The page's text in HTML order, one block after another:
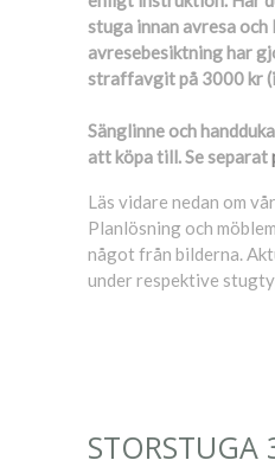
stuga innan avresa
avresebesiktning har
straffavgit på 3000 kr
Sänglinne och
att köpa till. Se separat
Läs vidare nedan om
Planlösning och
något från bilderna.
under respektive
STORSTUGA